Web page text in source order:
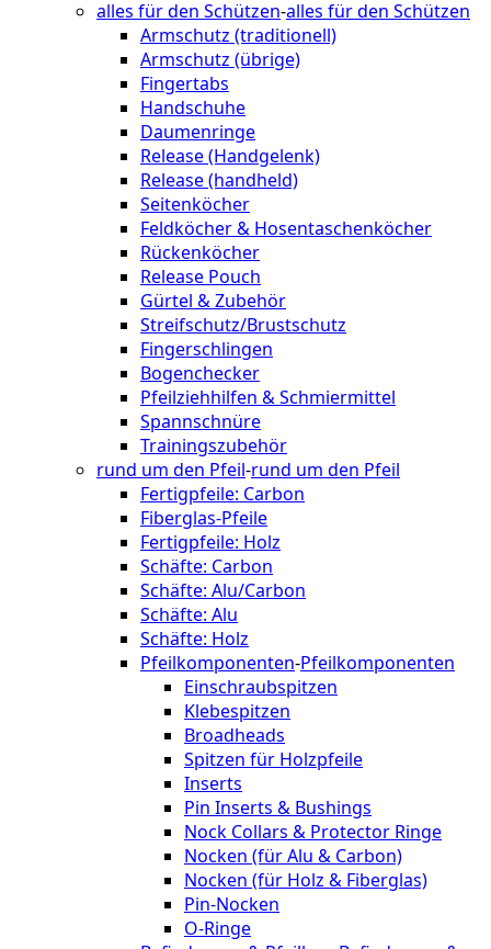
alles für den Schützen-alles für den Schützen
Armschutz (traditionell)
Armschutz (übrige)
Fingertabs
Handschuhe
Daumenringe
Release (Handgelenk)
Release (handheld)
Seitenköcher
Feldköcher & Hosentaschenköcher
Rückenköcher
Release Pouch
Gürtel & Zubehör
Streifschutz/Brustschutz
Fingerschlingen
Bogenchecker
Pfeilziehhilfen & Schmiermittel
Spannschnüre
Trainingszubehör
rund um den Pfeil-rund um den Pfeil
Fertigpfeile: Carbon
Fiberglas-Pfeile
Fertigpfeile: Holz
Schäfte: Carbon
Schäfte: Alu/Carbon
Schäfte: Alu
Schäfte: Holz
Pfeilkomponenten-Pfeilkomponenten
Einschraubspitzen
Klebespitzen
Broadheads
Spitzen für Holzpfeile
Inserts
Pin Inserts & Bushings
Nock Collars & Protector Ringe
Nocken (für Alu & Carbon)
Nocken (für Holz & Fiberglas)
Pin-Nocken
O-Ringe